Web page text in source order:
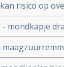
risico op
eenmaal
- mondkapje
19 te
dat er